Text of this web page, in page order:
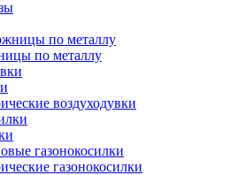
по металлу
воздуходувки
газонокосилки
газонокосилки